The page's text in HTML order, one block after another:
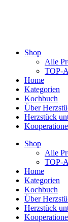
Shop
Alle
TOP-
Home
Kategorien
Kochbuch
Über
Herzstück
Shop
Alle
TOP-
Home
Kategorien
Kochbuch
Über
Herzstück